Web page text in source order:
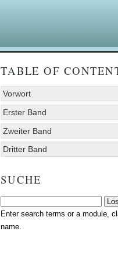
TABLE OF
Vorwort
Erster Band
Zweiter Band
Dritter Band
SUCHE
Enter search terms or a module,
name.